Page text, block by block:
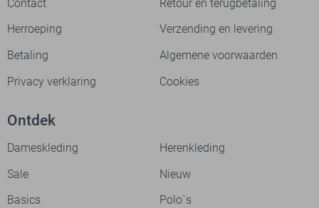
Contact
Retour en terugbetaling
Herroeping
Verzending en levering
Betaling
Algemene voorwaarden
Privacy verklaring
Cookies
Ontdek
Dameskleding
Herenkleding
Sale
Nieuw
Basics
Polo`s